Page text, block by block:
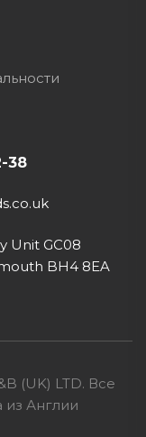
38
Unit GC08
BH4 8EA
(UK) LTD. Все
Англии